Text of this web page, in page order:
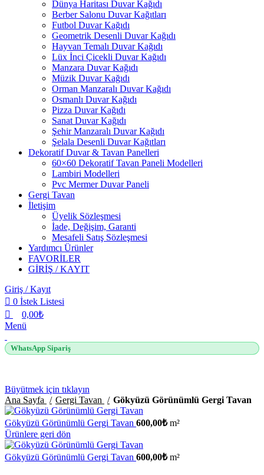
Dünya Haritası Duvar Kağıdı
Berber Salonu Duvar Kağıtları
Futbol Duvar Kağıdı
Geometrik Desenli Duvar Kağıdı
Hayvan Temalı Duvar Kağıdı
Lüx İnci Çicekli Duvar Kağıdı
Manzara Duvar Kağıdı
Müzik Duvar Kağıdı
Orman Manzaralı Duvar Kağıdı
Osmanlı Duvar Kağıdı
Pizza Duvar Kağıdı
Sanat Duvar Kağıdı
Şehir Manzaralı Duvar Kağıdı
Şelala Desenli Duvar Kağıtları
Dekoratif Duvar & Tavan Panelleri
60×60 Dekoratif Tavan Paneli Modelleri
Lambiri Modelleri
Pvc Mermer Duvar Paneli
Gergi Tavan
İletişim
Üyelik Sözleşmesi
İade, Değişim, Garanti
Mesafeli Satış Sözleşmesi
Yardımcı Ürünler
FAVORİLER
GİRİŞ / KAYIT
Giriş / Kayıt
0 İstek Listesi
0,00₺
Menü
WhatsApp Sipariş
Büyütmek için tıklayın
Ana Sayfa
Gergi Tavan Gökyüzü Görünümlü Gergi Tavan
Gökyüzü Görünümlü Gergi Tavan 600,00₺m²
Ürünlere geri dön
Gökyüzü Görünümlü Gergi Tavan 600,00₺m²